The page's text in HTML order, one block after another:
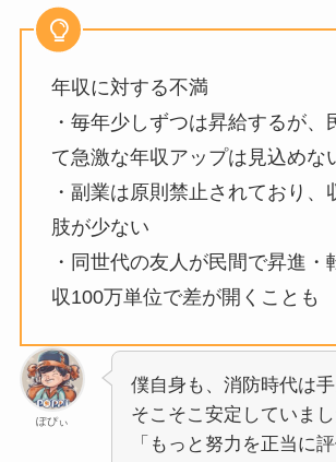
年収に対する不満
・毎年少しずつは昇給するが、
て急激な年収アップは見込めな
・副業は原則禁止されており、
肢が少ない
・同世代の友人が民間で昇進・
収100万単位で差が開くことも
ぽぴぃ
僕自身も、消防時代は
そこそこ安定していまし
「もっと努力を正当に